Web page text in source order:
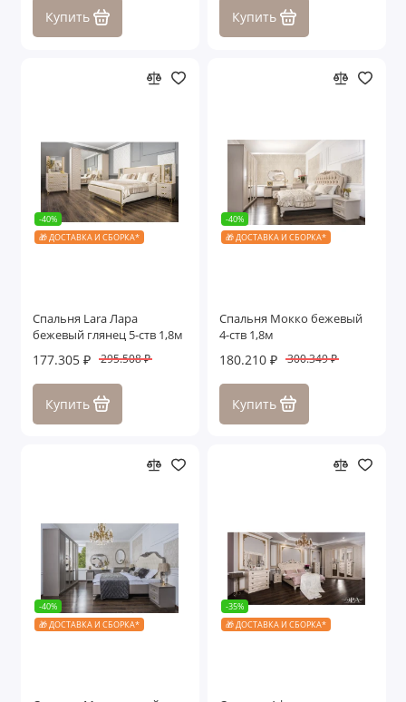
Купить Купить
-40%
🎁 ДОСТАВКА И СБОРКА*
Спальня Lara Лара
бежевый глянец 5-ств 1,8м
177.305 ₽ 295.508 ₽
Купить
-40%
🎁 ДОСТАВКА И СБОРКА*
Спальня Мокко бежевый
4-ств 1,8м
180.210 ₽ 300.349 ₽
Купить
-40%
🎁 ДОСТАВКА И СБОРКА*
-35%
🎁 ДОСТАВКА И СБОРКА*